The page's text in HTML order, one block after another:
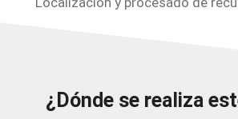
¿Dónde se realiza